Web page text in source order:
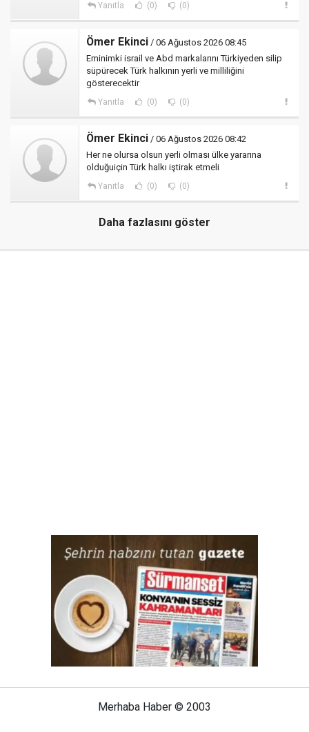
Yanıtla (0) (0)
Ömer Ekinci / 06 Ağustos 2026 08:45
Eminimki israil ve Abd markalarını Türkiyeden silip
süpürecek Türk halkının yerli ve milliliğini
gösterecektir
Yanıtla (0) (0)
Ömer Ekinci / 06 Ağustos 2026 08:42
Her ne olursa olsun yerli olması ülke yararına
olduğuiçin Türk halkı iştirak etmeli
Yanıtla (0) (0)
Daha fazlasını göster
Merhaba Haber © 2003